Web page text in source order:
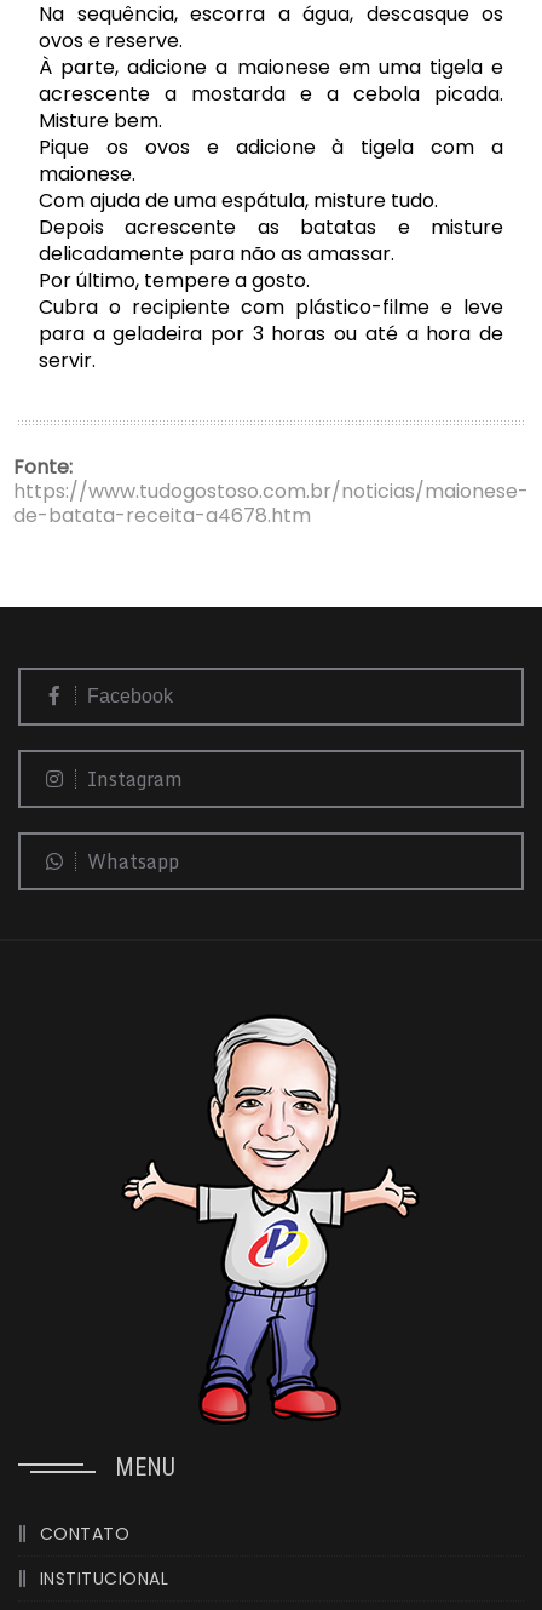
Na sequência, escorra a água, descasque os
ovose reserve.
À parte, adicione a maionese em uma tigela e
acrescente a mostarda e a cebola picada.
Misture bem.
Pique os ovos e adicione à tigela com a
maionese.
Com ajuda de uma espátula, misture tudo.
Depois acrescente as batatas e misture
delicadamente para não as amassar.
Por último, tempere a gosto.
Cubra o recipiente com plástico-filme e leve
para a geladeira por 3 horas ou até a hora de
servir.
Fonte:
https://www.tudogostoso.com.br/noticias/maionese-
de-batata-receita-a4678.htm
Facebook
Instagram
Whatsapp
MENU
CONTATO
INSTITUCIONAL